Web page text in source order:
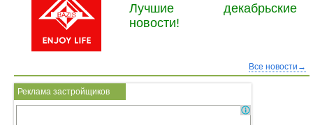
Лучшие декабрьские
новости!
Все новости→
Реклама застройщиков